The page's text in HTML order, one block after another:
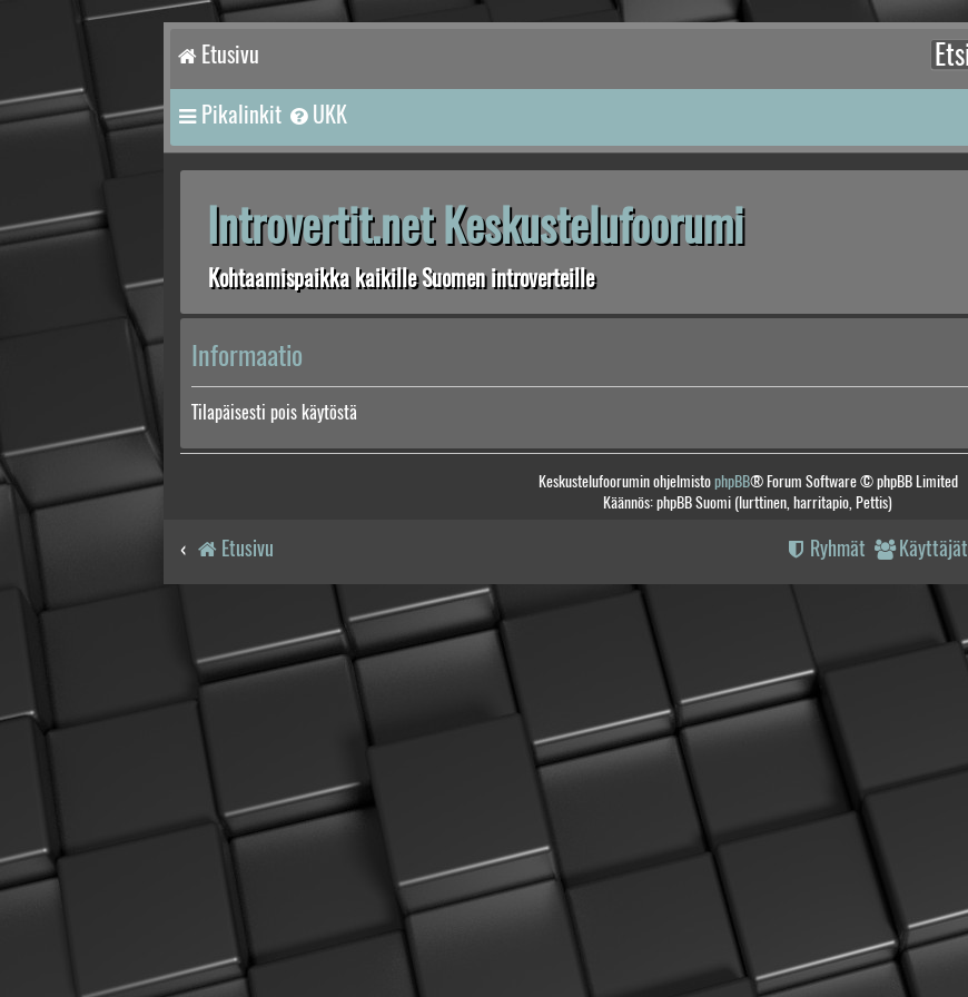
Etusivu
Pikalinkit UKK
Introvertit.net Keskustelufoorumi
Kohtaamispaikka kaikille Suomen introverteille
Informaatio
Tilapäisesti pois käytöstä
Keskustelufoorumin ohjelmistophpBB® Forum Software © phpBB Limited
Käännös: phpBB Suomi (lurttinen, harritapio, Pettis)
Etusivu Käyttäjät
Ryhmät